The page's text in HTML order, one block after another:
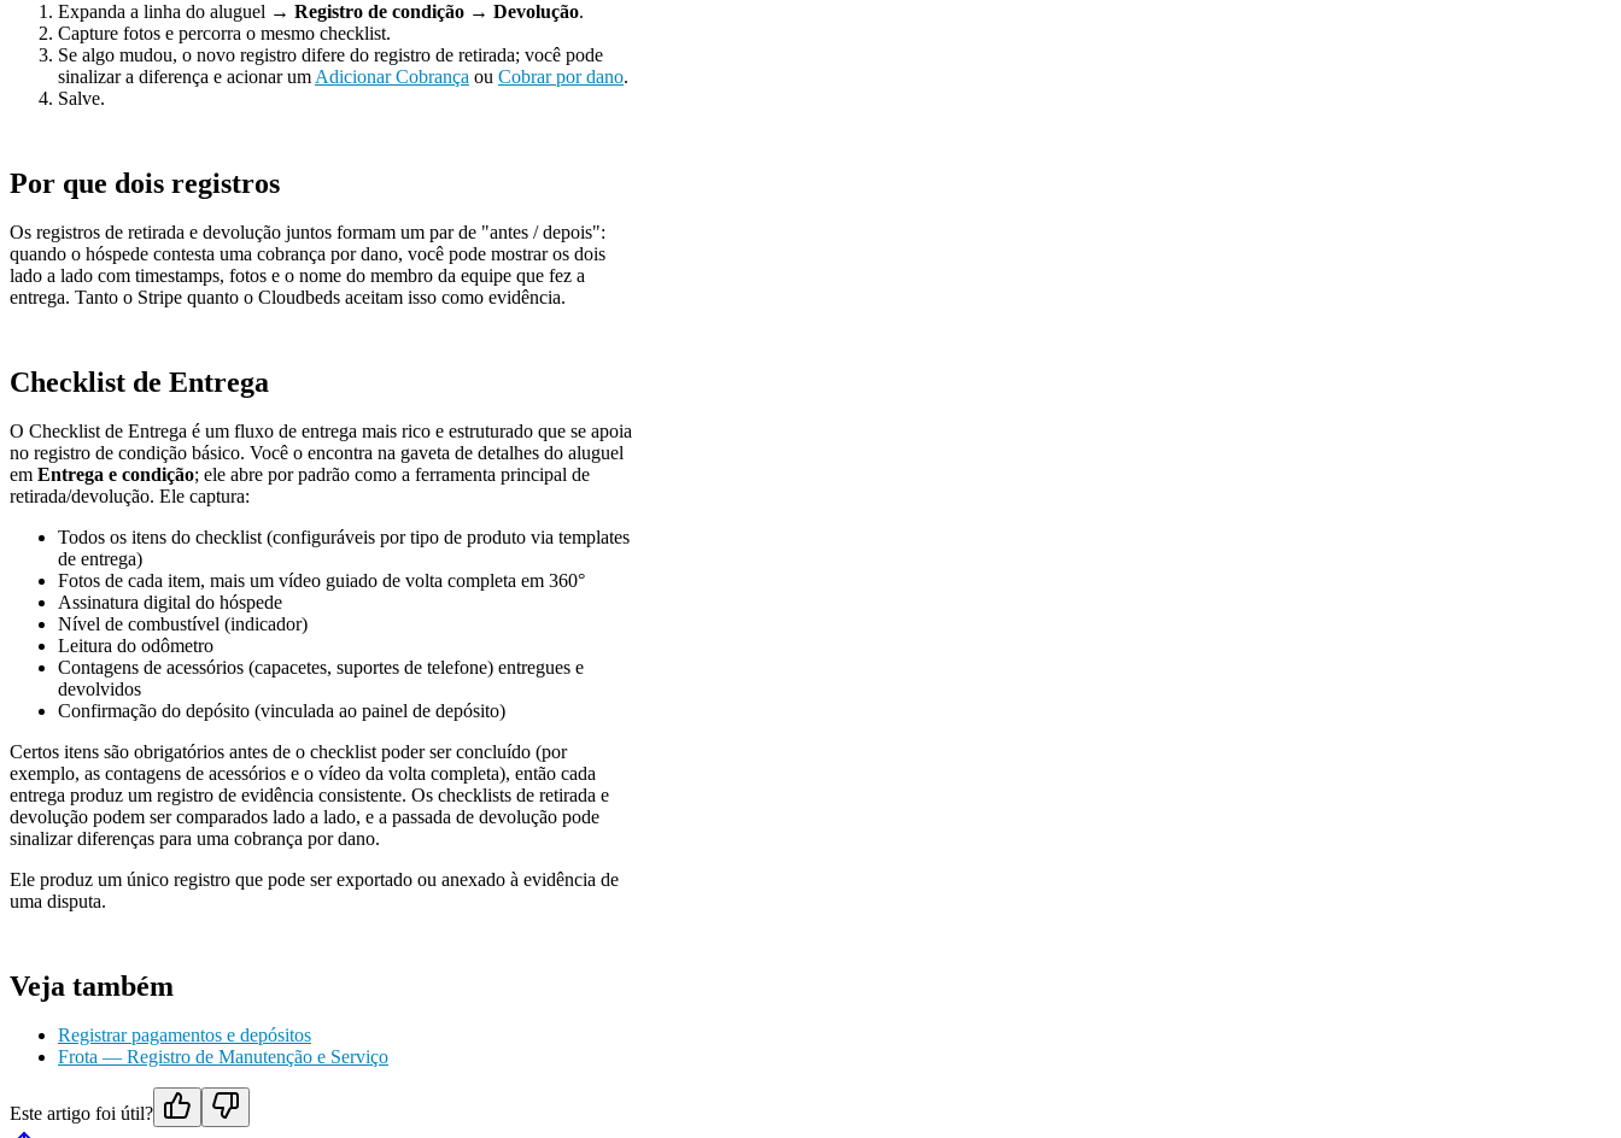
Expanda a linha do aluguel → Registro de condição → Devolução.
Capture fotos e percorra o mesmo checklist.
Se algo mudou, o novo registro difere do registro de retirada; você pode
sinalizar a diferença e acionar um Adicionar Cobrança ou Cobrar por dano.
Salve.
Por que dois registros
Os registros de retirada e devolução juntos formam um par de "antes / depois":
quando o hóspede contesta uma cobrança por dano, você pode mostrar os dois
lado a lado com timestamps, fotos e o nome do membro da equipe que fez a
entrega. Tanto o Stripe quanto o Cloudbeds aceitam isso como evidência.
Checklist de Entrega
O Checklist de Entrega é um fluxo de entrega mais rico e estruturado que se apoia
no registro de condição básico. Você o encontra na gaveta de detalhes do aluguel
em Entrega e condição; ele abre por padrão como a ferramenta principal de
retirada/devolução. Ele captura:
Todos os itens do checklist (configuráveis por tipo de produto via templates
de entrega)
Fotos de cada item, mais um vídeo guiado de volta completa em 360°
Assinatura digital do hóspede
Nível de combustível (indicador)
Leitura do odômetro
Contagens de acessórios (capacetes, suportes de telefone) entregues e
devolvidos
Confirmação do depósito (vinculada ao painel de depósito)
Certos itens são obrigatórios antes de o checklist poder ser concluído (por
exemplo, as contagens de acessórios e o vídeo da volta completa), então cada
entrega produz um registro de evidência consistente. Os checklists de retirada e
devolução podem ser comparados lado a lado, e a passada de devolução pode
sinalizar diferenças para uma cobrança por dano.
Ele produz um único registro que pode ser exportado ou anexado à evidência de
uma disputa.
Veja também
Registrar pagamentos e depósitos
Frota — Registro de Manutenção e Serviço
Este artigo foi útil?